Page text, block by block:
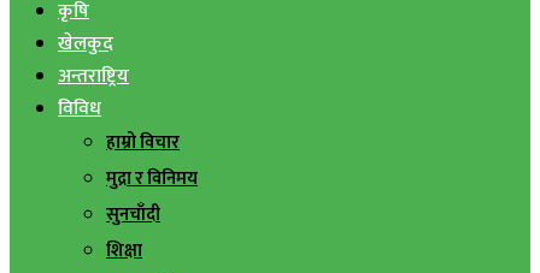
कृषि
खेलकुद
अन्तराष्ट्रिय
विविध
हाम्रो विचार
मुद्रा र विनिमय
सुनचाँदी
शिक्षा